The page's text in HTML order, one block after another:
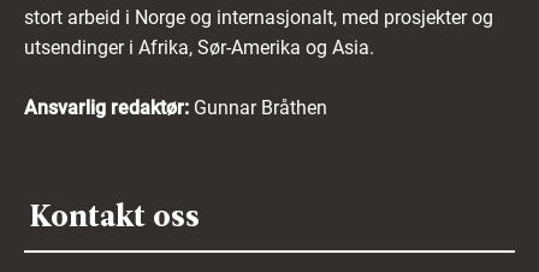
stort arbeid i Norge og internasjonalt, med prosjekter og
utsendinger i Afrika, Sør-Amerika og Asia.
Ansvarlig redaktør: Gunnar Bråthen
Kontakt oss